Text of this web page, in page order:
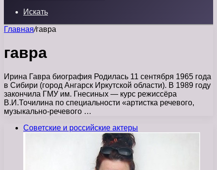
Искать
Главная/гавра
гавра
Ирина Гавра биография Родилась 11 сентября 1965 года
в Сибири (город Ангарск Иркутской области). В 1989 году
закончила ГМУ им. Гнесиных — курс режиссёра
В.И.Точилина по специальности «артистка речевого,
музыкально-речевого …
Советские и российские актеры